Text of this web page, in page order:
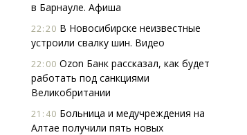
в Барнауле. Афиша
22:20 В Новосибирске неизвестные
устроили свалку шин. Видео
22:00 Ozon Банк рассказал, как будет
работать под санкциями
Великобритании
21:40 Больница и медучреждения на
Алтае получили пять новых